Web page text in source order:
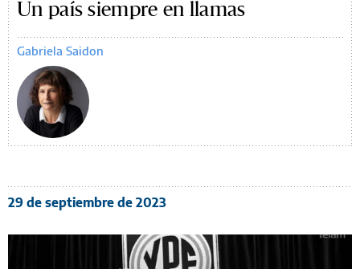
Un país siempre en llamas
Gabriela Saidon
29 de septiembre de 2023